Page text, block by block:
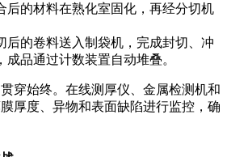
后的材料在熟化室固化，再经分切机
后的卷料送入制袋机，完成封切、冲
成品通过计数装置自动堆叠。
穿始终。在线测厚仪、金属检测机和
厚度、异物和表面缺陷进行监控，确